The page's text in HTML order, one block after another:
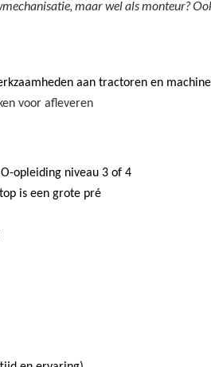
maar wel als monteur?
aan tractoren en
voor afleveren
opleiding niveau 3 of 4
is een grote pré